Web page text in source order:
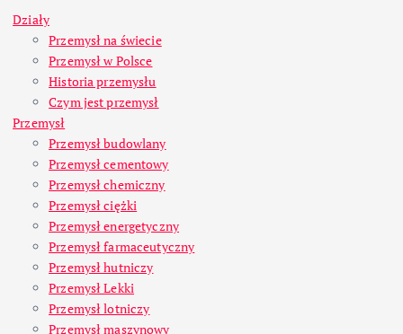
Działy
Przemysł na świecie
Przemysł w Polsce
Historia przemysłu
Czym jest przemysł
Przemysł
Przemysł budowlany
Przemysł cementowy
Przemysł chemiczny
Przemysł ciężki
Przemysł energetyczny
Przemysł farmaceutyczny
Przemysł hutniczy
Przemysł Lekki
Przemysł lotniczy
Przemysł maszynowy